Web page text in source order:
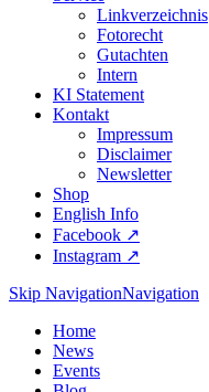
Linkverzeichnis
Fotorecht
Gutachten
Intern
KI Statement
Kontakt
Impressum
Disclaimer
Newsletter
Shop
English Info
Facebook ↗︎
Instagram ↗︎
Skip NavigationNavigation
Home
News
Events